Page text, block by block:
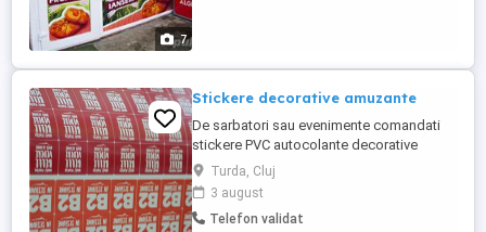
7
Stickere decorative amuzante
De sarbatori sau evenimente comandati
stickere PVC autocolante decorative
pentru copii cu personaje indragite din
desene, care se pot lipi pe mobila, perete,
birou, usa, faianta, frigider. Personaje
animate ca mos Craciun, iepurasul sau
Turda, Cluj
3 august
Telefon validat